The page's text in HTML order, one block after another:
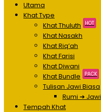
Utama
Khat Type
Khat Thuluth
HOT
Khat Nasakh
Khat Riq’ah
Khat Farisi
Khat Diwani
Khat Bundle
PACK
Tulisan Jawi Biasa
Rumi ➔ Jawi
Tempah Khat